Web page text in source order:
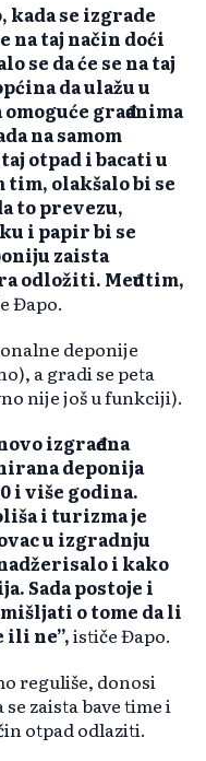
kada se izgrade
na taj način doći
se da će se na taj
da ulažu u
građanima
na samom
otpad i bacati u
olakšalo bi se
to prevezu,
i papir bi se
zaista
odložiti. Međutim,
Đapo.
deponije
a gradi se peta
nije još u funkciji).
izgrađena
deponija
i više godina.
i turizma je
u izgradnju
i kako
Sada postoje i
o tome da li
ili ne”,ističe Đapo.
reguliše, donosi
zaista bave time i
otpad odlaziti.